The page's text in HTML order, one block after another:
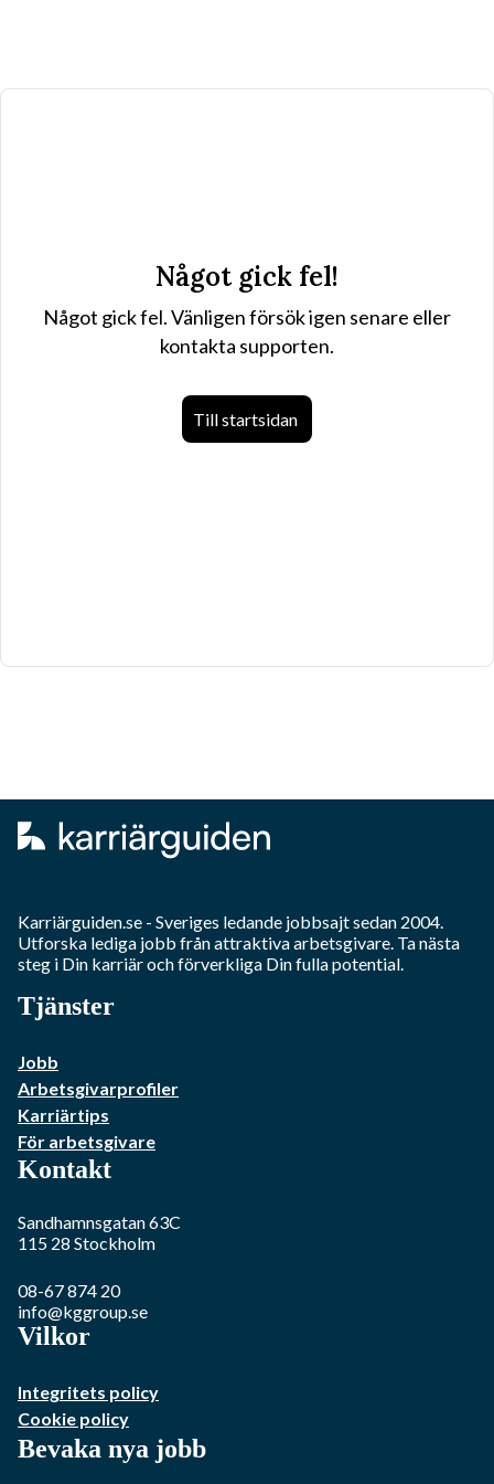
Något gick fel!
Något gick fel. Vänligen försök igen senare eller
kontakta supporten.
Till startsidan
Karriärguiden.se - Sveriges ledande jobbsajt sedan 2004.
Utforska lediga jobb från attraktiva arbetsgivare. Ta nästa
steg i Din karriär och förverkliga Din fulla potential.
Tjänster
Jobb
Arbetsgivarprofiler
Karriärtips
För arbetsgivare
Kontakt
Sandhamnsgatan 63C
115 28 Stockholm
08-67 874 20
info@kggroup.se
Vilkor
Integritets policy
Cookie policy
Bevaka nya jobb